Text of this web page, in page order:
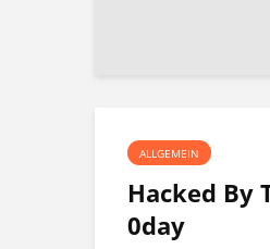
ALLGEMEIN
Hacked By
0day